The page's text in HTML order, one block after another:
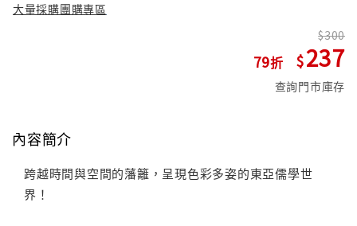
大量採購團購專區
79
300
237
查詢門市庫存
內容簡介
跨越時間與空間的藩籬，呈現色彩多姿的東亞儒學世
界！